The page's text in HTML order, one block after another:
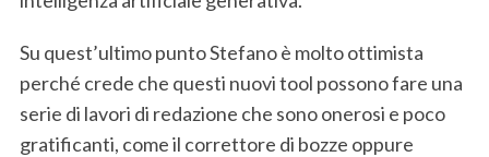
Su quest’ultimo punto Stefano è molto ottimista
perché crede che questi nuovi tool possono fare una
serie di lavori di redazione che sono onerosi e poco
gratificanti, come il correttore di bozze oppure